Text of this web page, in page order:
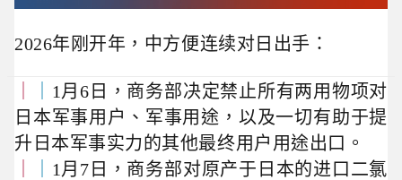
2026年刚开年，中方便连续对日出手：
1月6日， 商务部决定禁止所有两用物项对
日本军事用户、军事用途，以及一切有助于提
升日本军事实力的其他最终用户用途出口。
1月7日，商务部对原产于日本的进口二氯